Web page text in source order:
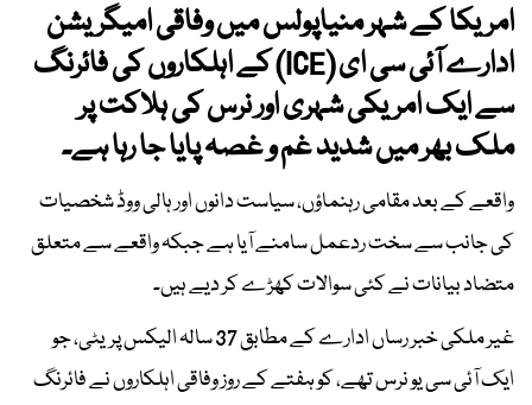
امریکا کے شہر منیاپولس میں وفاقی امیگریشن
ادارے آئی سی ای (ICE) کے اہلکاروں کی فائرنگ
سے ایک امریکی شہری اور نرس کی ہلاکت پر
ملک بھر میں شدید غم و غصہ پایا جا رہا ہے۔
واقعے کے بعد مقامی رہنماؤں، سیاست دانوں اور ہالی ووڈ شخصیات
کی جانب سے سخت ردعمل سامنے آیا ہے جبکہ واقعے سے متعلق
متضاد بیانات نے کئی سوالات کھڑے کر دیے ہیں۔
غیر ملکی خبر رساں ادارے کے مطابق 37 سالہ الیکس پریٹی، جو
ایک آئی سی یو نرس تھے، کو ہفتے کے روز وفاقی اہلکاروں نے فائرنگ